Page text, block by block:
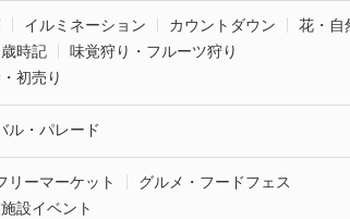
イルミネーション カウントダウン
花・自
時記
味覚狩り・フルーツ狩り
初売り
ル・パレード
リーマーケット
グルメ・フードフェス
設イベント